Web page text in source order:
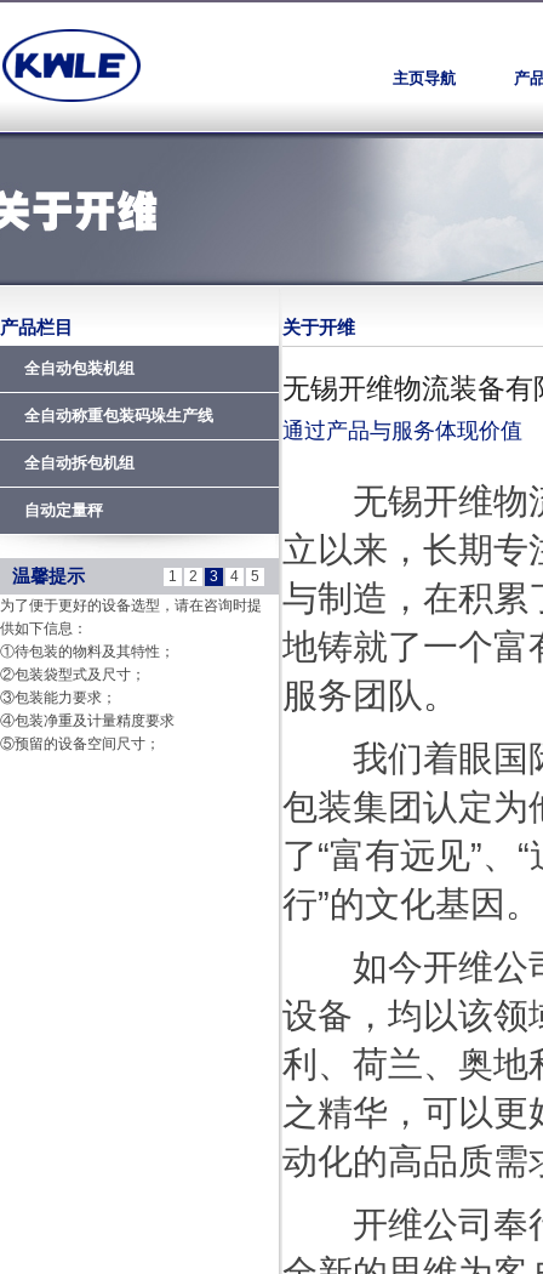
主页导航 产
产品栏目
全自动包装机组
全自动称重包装码垛生产线
全自动拆包机组
自动定量秤
温馨提示 1 2 3 4
5
为了便于更好的设备选型，请在咨询时提
供如下信息：
①待包装的物料及其特性；
②包装袋型式及尺寸；
③包装能力要求；
④包装净重及计量精度要求
⑤预留的设备空间尺寸；
关于开维
无锡开维物流装备有
通过产品与服务体现价值
无锡开维物流
立以来，长期专
与制造，在积累
地铸就了一个富
服务团队。
我们着眼国际
包装集团认定为
了“富有远见”、
行”的文化基因。
如今开维公司
设备，均以该领
利、荷兰、奥地
之精华，可以
动化的高品质需
开维公司奉行